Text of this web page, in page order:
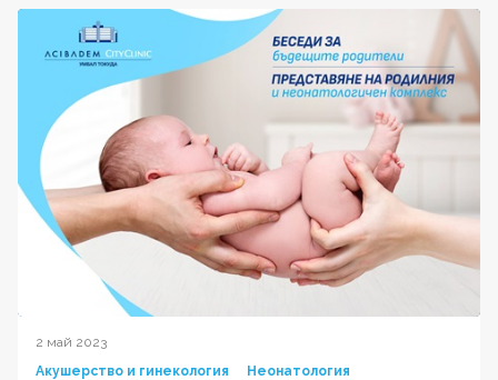
2 май 2023
Акушерство и гинекология
Неонатология